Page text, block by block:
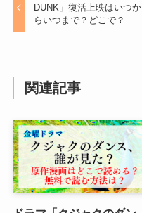
DUNK」復活上映はいつか
らいつまで？どこで？
関連記事